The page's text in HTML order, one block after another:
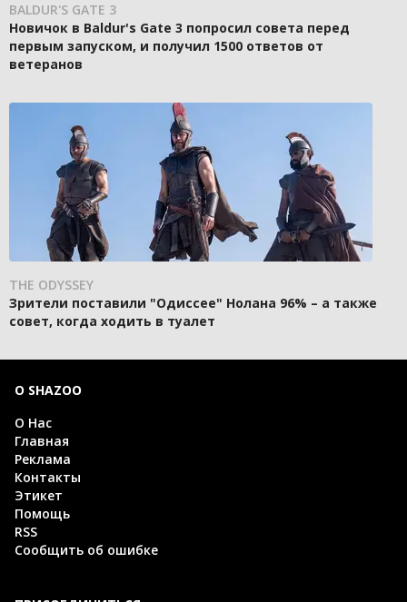
BALDUR'S GATE 3
Новичок в Baldur's Gate 3 попросил совета перед
первым запуском, и получил 1500 ответов от
ветеранов
THE ODYSSEY
Зрители поставили "Одиссее" Нолана 96% – а также
совет, когда ходить в туалет
О SHAZOO
О Нас
Главная
Реклама
Контакты
Этикет
Помощь
RSS
Сообщить об ошибке